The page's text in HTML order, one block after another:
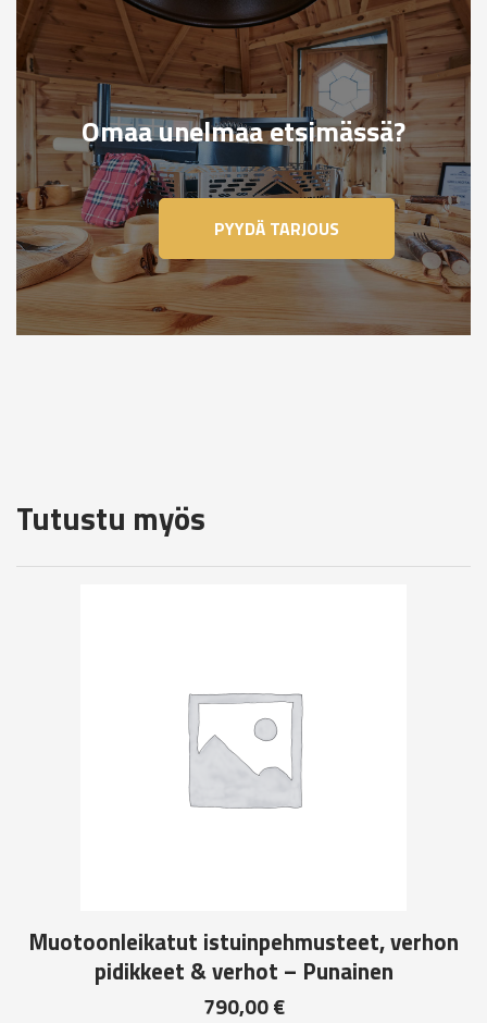
Omaa unelmaa etsimässä?
PYYDÄ TARJOUS
Tutustu myös
Muotoonleikatut istuinpehmusteet, verhon
pidikkeet & verhot – Punainen
790,00€